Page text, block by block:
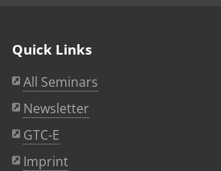
Quick Links
All Seminars
Newsletter
GTC-E
Imprint